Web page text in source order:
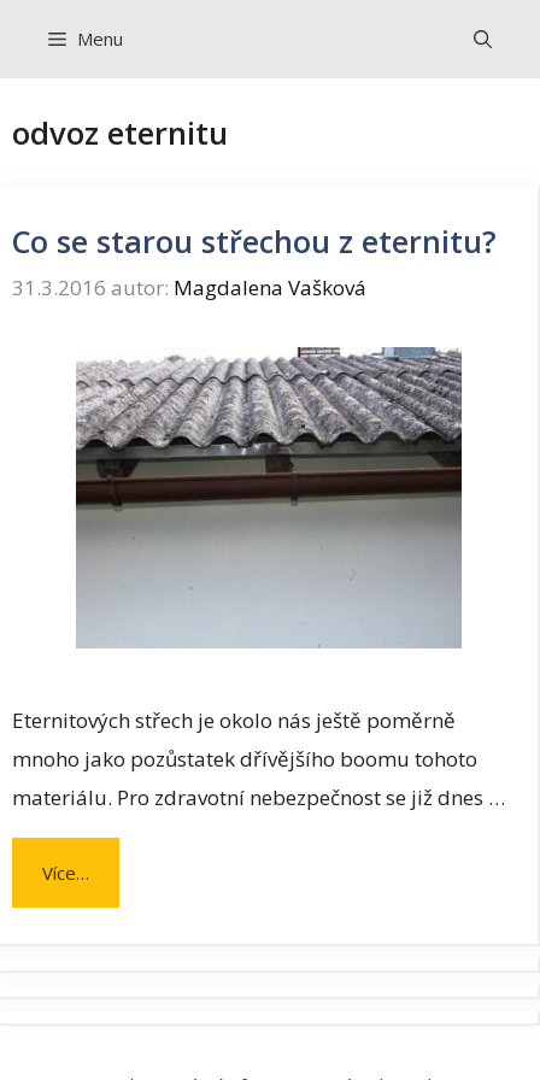
Menu
odvoz eternitu
Co se starou střechou z eternitu?
31.3.2016 autor: Magdalena Vašková
Eternitových střech je okolo nás ještě poměrně
mnoho jako pozůstatek dřívějšího boomu tohoto
materiálu. Pro zdravotní nebezpečnost se již dnes …
Více…